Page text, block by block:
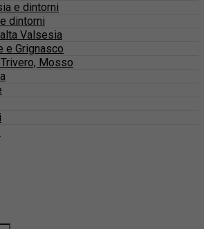
e dintorni
dintorni
Valsesia
e Grignasco
Mosso